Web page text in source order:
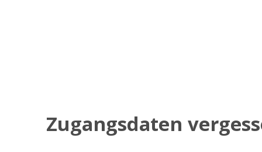
Zugangsdaten